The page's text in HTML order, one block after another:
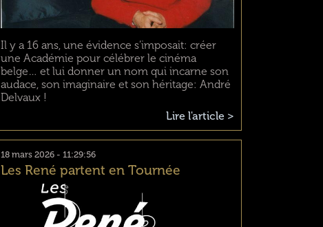
Il y a 16 ans, une évidence s’imposait: créer
une Académie pour célébrer le cinéma
belge… et lui donner un nom qui incarne son
audace, son imaginaire et son héritage: André
Delvaux !
Lire l'article >
18 mars 2026 - 11:29:56
Les René partent en Tournée